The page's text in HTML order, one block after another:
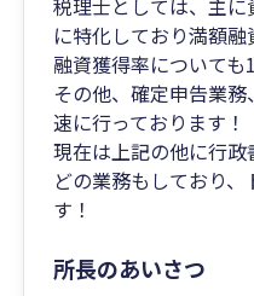
税理士としては、主
に特化しており満額融
融資獲得率についても
その他、確定申告業
速に行っております！
現在は上記の他に行
どの業務もしており
す！
所長のあいさつ